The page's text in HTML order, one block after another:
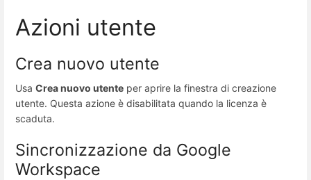
Azioni utente
Crea nuovo utente
Usa Crea nuovo utente per aprire la finestra di creazione
utente. Questa azione è disabilitata quando la licenza è
scaduta.
Sincronizzazione da Google
Workspace